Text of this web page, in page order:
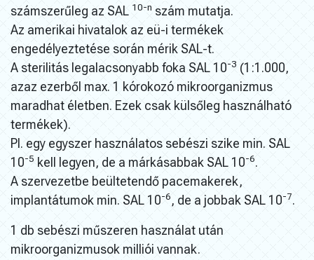
számszerűleg az SAL 10-n szám mutatja.
Az amerikai hivatalok az eü-i termékek
engedélyeztetése során mérik SAL-t.
A sterilitás legalacsonyabb foka SAL 10-3 (1:1.000,
azaz ezerből max. 1 kórokozó mikroorganizmus
maradhat életben. Ezek csak külsőleg használható
termékek).
Pl. egy egyszer használatos sebészi szike min. SAL
10-5 kell legyen, de a márkásabbak SAL 10-6.
A szervezetbe beültetendő pacemakerek,
implantátumok min. SAL 10-6, de a jobbak SAL 10-7.
1 db sebészi műszeren használat után
mikroorganizmusok milliói vannak.